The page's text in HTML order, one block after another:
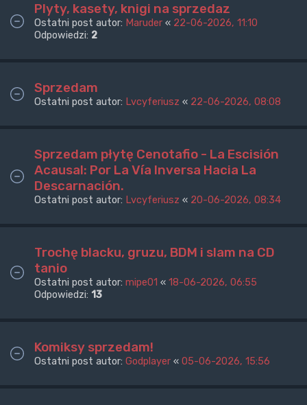
Plyty, kasety, knigi na sprzedaz
Ostatni post autor: Maruder « 22-06-2026, 11:10
Odpowiedzi: 2
Sprzedam
Ostatni post autor: Lvcyferiusz « 22-06-2026, 08:08
Sprzedam płytę Cenotafio - La Escisión
Acausal: Por La Vía Inversa Hacia La
Descarnación.
Ostatni post autor: Lvcyferiusz « 20-06-2026, 08:34
Trochę blacku, gruzu, BDM i slam na CD
tanio
Ostatni post autor: mipe01 « 18-06-2026, 06:55
Odpowiedzi: 13
Komiksy sprzedam!
Ostatni post autor: Godplayer « 05-06-2026, 15:56